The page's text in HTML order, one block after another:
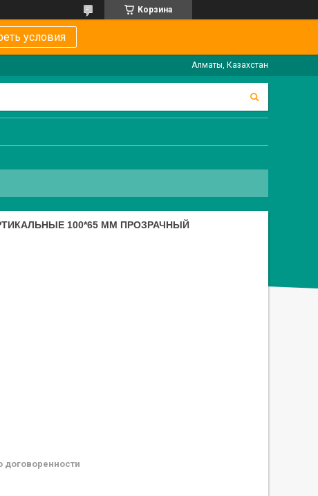
Корзина
условия
Алматы, Казахстан
100*65 ММ ПРОЗРАЧНЫЙ
договоренности